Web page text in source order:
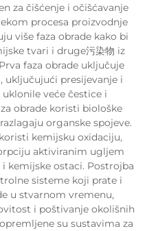
za čišćenje i očišćavanje
procesa proizvodnje
više faza obrade kako bi
tvari i druge污染物 iz
faza obrade uključuje
uključujući presijevanje i
veće čestice i
obrade koristi biološke
organske spojeve.
kemijsku oxidaciju,
aktiviranim ugljem
kemijske ostaci. Postrojba
sisteme koji prate i
u stvarnom vremenu,
i poštivanje okolišnih
su sustavima za